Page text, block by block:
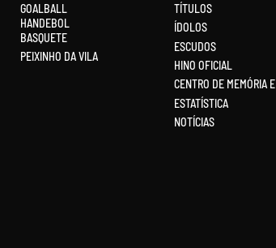
GOALBALL
HANDEBOL
BASQUETE
PEIXINHO DA VILA
TÍTULOS
ÍDOLOS
ESCUDOS
HINO OFICIAL
CENTRO DE MEMÓRIA E
ESTATÍSTICA
NOTÍCIAS